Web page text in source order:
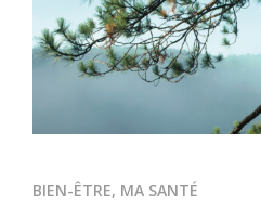
BIEN-ÊTRE, MA SANTÉ